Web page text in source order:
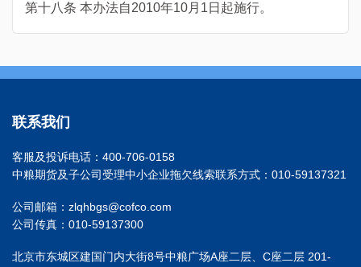
第十八条 本办法自2010年10月1日起施行。
联系我们
客服及投诉电话：400-706-0158
中粮期货及子公司受理中小企业拖欠线索联系方式：010-59137321
公司邮箱：zlqhbgs@cofco.com
公司传真：010-59137300
北京市东城区建国门内大街8号中粮广场A座二层、C座二层 201-